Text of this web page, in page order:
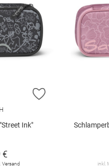
ZUR
Ink"
€
Versand inkl.